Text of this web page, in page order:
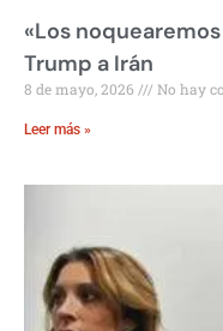
«Los
Trump a Irán
8 de mayo, 2026 No hay
Leer más »